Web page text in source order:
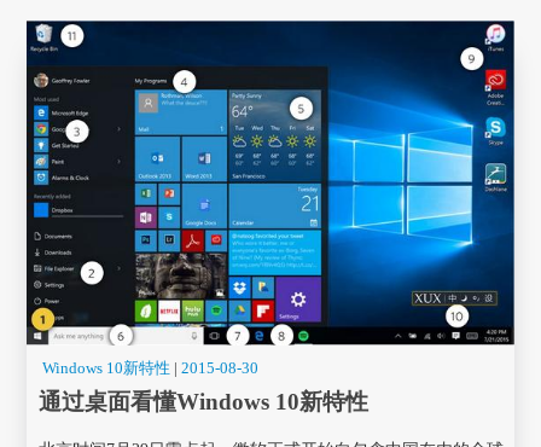
Windows 10新特性 |2015-08-30
通过桌面看懂Windows 10新特性